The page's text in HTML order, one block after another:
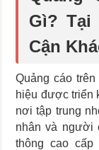
Gì? Tại
Cận
Quảng cáo
hiệu được triển
nơi tập trung
nhân và người
thông cao